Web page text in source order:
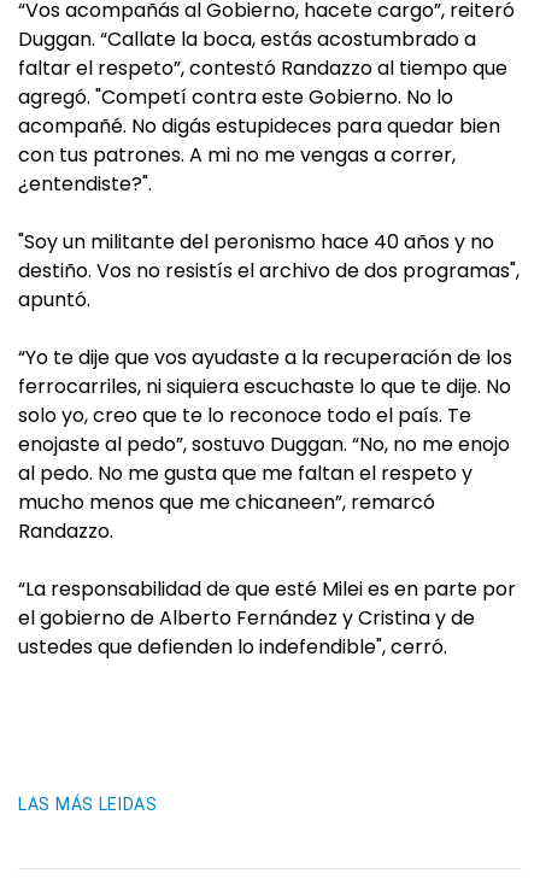
“Vos acompañás al Gobierno, hacete cargo”, reiteró
Duggan. “Callate la boca, estás acostumbrado a
faltar el respeto”, contestó Randazzo al tiempo que
agregó. "Competí contra este Gobierno. No lo
acompañé. No digás estupideces para quedar bien
con tus patrones. A mi no me vengas a correr,
¿entendiste?".
"Soy un militante del peronismo hace 40 años y no
destiño. Vos no resistís el archivo de dos programas",
apuntó.
“Yo te dije que vos ayudaste a la recuperación de los
ferrocarriles, ni siquiera escuchaste lo que te dije. No
solo yo, creo que te lo reconoce todo el país. Te
enojaste al pedo”, sostuvo Duggan. “No, no me enojo
al pedo. No me gusta que me faltan el respeto y
mucho menos que me chicaneen”, remarcó
Randazzo.
“La responsabilidad de que esté Milei es en parte por
el gobierno de Alberto Fernández y Cristina y de
ustedes que defienden lo indefendible", cerró.
LAS MÁS LEIDAS